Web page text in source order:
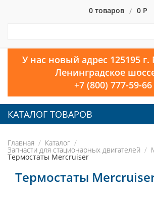
0 товаров / 0 Р
У нас новый адрес 125195 г.
Ленинградское
+7 (800) 777-59-66
КАТАЛОГ ТОВАРОВ
Главная Каталог
Запчасти для стационарных двигателей
Термостаты Mercruiser
Термостаты